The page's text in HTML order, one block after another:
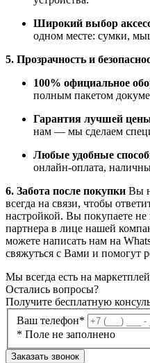
Широкий выбор
одном месте: сумки,
5. Прозрачность и
100% официальное
полным пакетом
Гарантия лучшей
нам — мы сделаем
Любые удобные
онлайн-оплата,
6. Забота после покупки Вы
всегда на связи, чтобы
настройкой. Вы покупаете не
партнера в лице нашей
можете написать нам на
свяжуться с Вами и помогут
Мы всегда есть на
Остались вопросы?
Получите бесплатную
Ваш телефон*
* Поле не заполнено
Заказать звонок